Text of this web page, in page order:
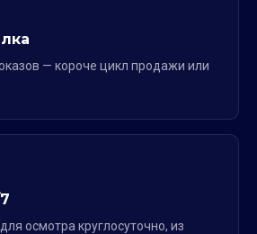
— короче цикл продажи или
осмотра круглосуточно, из